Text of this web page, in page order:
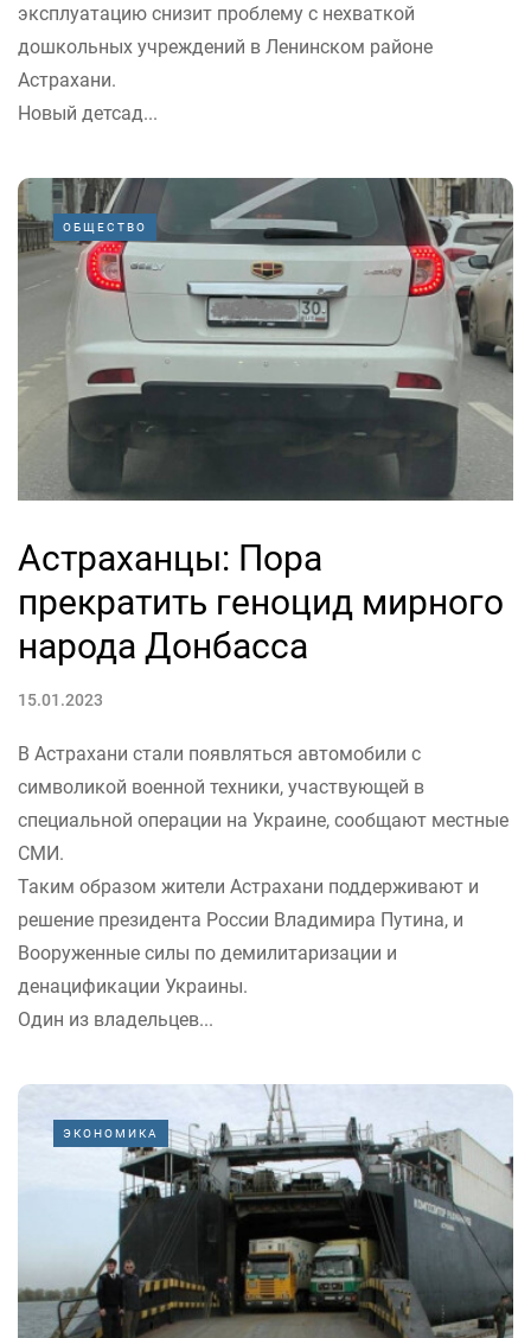
эксплуатацию снизит проблему с нехваткой
дошкольных учреждений в Ленинском районе
Астрахани.
Новый детсад...
ОБЩЕСТВО
Астраханцы: Пора
прекратить геноцид мирного
народа Донбасса
15.01.2023
В Астрахани стали появляться автомобили с
символикой военной техники, участвующей в
специальной операции на Украине, сообщают местные
СМИ.
Таким образом жители Астрахани поддерживают и
решение президента России Владимира Путина, и
Вооруженные силы по демилитаризации и
денацификации Украины.
Один из владельцев...
ЭКОНОМИКА